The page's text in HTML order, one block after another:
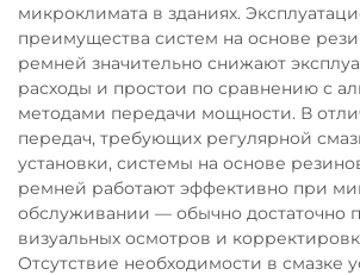
микроклимата в зданиях.
преимущества систем на основе
ремней значительно снижают
расходы и простои по сравнению с
методами передачи мощности. В
передач, требующих регулярной
установки, системы на основе
ремней работают эффективно при
обслуживании — обычно достаточно
визуальных осмотров и
Отсутствие необходимости в смазке